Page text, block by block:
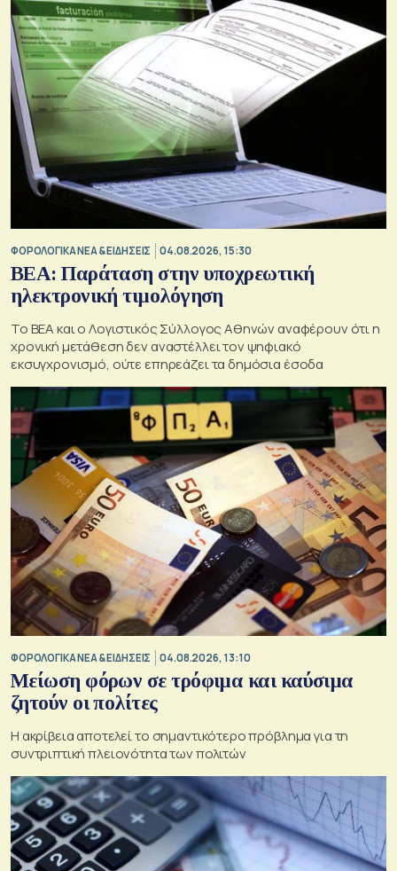
ΦΟΡΟΛΟΓΙΚΑ ΝΕΑ & EΙΔΗΣΕΙΣ 04.08.2026, 15:30
BEA: Παράταση στην υποχρεωτική
ηλεκτρονική τιμολόγηση
To BEA και ο Λογιστικός Σύλλογος Αθηνών αναφέρουν ότι η
χρονική μετάθεση δεν αναστέλλει τον ψηφιακό
εκσυγχρονισμό, ούτε επηρεάζει τα δημόσια έσοδα
ΦΟΡΟΛΟΓΙΚΑ ΝΕΑ & EΙΔΗΣΕΙΣ 04.08.2026, 13:10
Μείωση φόρων σε τρόφιμα και καύσιμα
ζητούν οι πολίτες
Η ακρίβεια αποτελεί το σημαντικότερο πρόβλημα για τη
συντριπτική πλειονότητα των πολιτών